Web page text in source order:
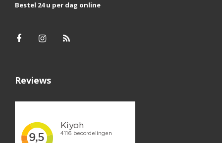
Bestel 24 u per dag online
Reviews